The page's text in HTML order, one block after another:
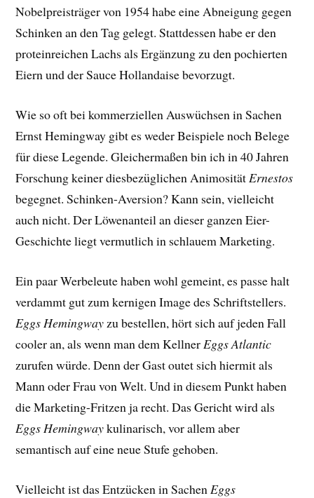
Nobelpreisträger von 1954 habe eine Abneigung gegen
Schinken an den Tag gelegt. Stattdessen habe er den
proteinreichen Lachs als Ergänzung zu den pochierten
Eiern und der Sauce Hollandaise bevorzugt.
Wie so oft bei kommerziellen Auswüchsen in Sachen
Ernst Hemingway gibt es weder Beispiele noch Belege
für diese Legende. Gleichermaßen bin ich in 40 Jahren
Forschung keiner diesbezüglichen AnimositätErnestos
begegnet. Schinken-Aversion? Kann sein, vielleicht
auch nicht. Der Löwenanteil an dieser ganzen Eier-
Geschichte liegt vermutlich in schlauem Marketing.
Ein paar Werbeleute haben wohl gemeint, es passe halt
verdammt gut zum kernigen Image des Schriftstellers.
Eggs Hemingwayzu bestellen, hört sich auf jeden Fall
cooler an, als wenn man dem KellnerEggs Atlantic
zurufen würde. Denn der Gast outet sich hiermit als
Mann oder Frau von Welt. Und in diesem Punkt haben
die Marketing-Fritzen ja recht. Das Gericht wird als
Eggs Hemingwaykulinarisch, vor allem aber
semantisch auf eine neue Stufe gehoben.
Vielleicht ist das Entzücken in Sachen Eggs